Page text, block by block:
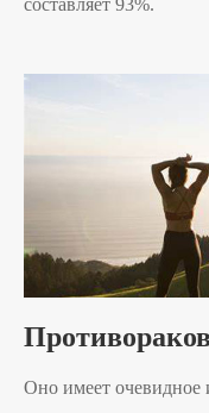
составляет 93%.
Оно имеет очевидное